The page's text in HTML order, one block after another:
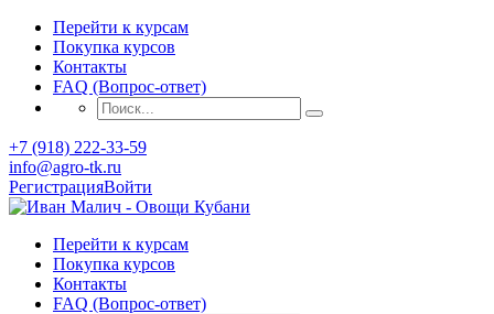
Перейти к курсам
Покупка курсов
Контакты
FAQ (Вопрос-ответ)
+7 (918) 222-33-59
info@agro-tk.ru
РегистрацияВойти
Перейти к курсам
Покупка курсов
Контакты
FAQ (Вопрос-ответ)